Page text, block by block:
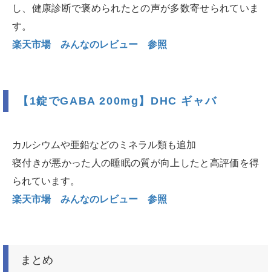
し、健康診断で褒められたとの声が多数寄せられていま
す。
楽天市場 みんなのレビュー 参照
【1錠でGABA 200mg】DHC ギャバ
カルシウムや亜鉛などのミネラル類も追加
寝付きが悪かった人の睡眠の質が向上したと高評価を得
られています。
楽天市場 みんなのレビュー 参照
まとめ